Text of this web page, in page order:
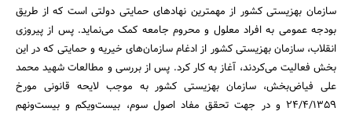
سازمان بهزیستی کشور از مهمترین نهادهای حمایتی دولتی است که از طریق
بودجه عمومی به افراد معلول و محروم جامعه کمک می‌نماید. پس از پیروزی
انقلاب، سازمان بهزیستی کشور از ادغام سازمان‌های خیریه و حمایتی که در این
بخش فعالیت می‌کردند، آغاز به کار کرد. پس از بررسی و مطالعات شهید محمد
علی فیاض‌بخش، سازمان بهزیستی کشور به موجب لایحه قانونی مورخ
24/4/1359 و در جهت تحقق مفاد اصول سوم، بیست‌ویکم و بیست‌ونهم